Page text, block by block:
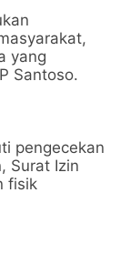
yang
Santoso.
pengecekan
Surat Izin
fisik